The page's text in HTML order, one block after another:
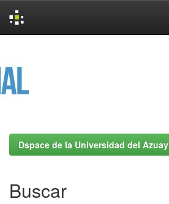
Dspace de la Universidad del Azuay
Buscar